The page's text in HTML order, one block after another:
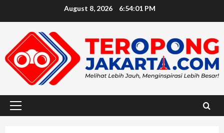
August 8, 2026 6:54:03 PM
Primary